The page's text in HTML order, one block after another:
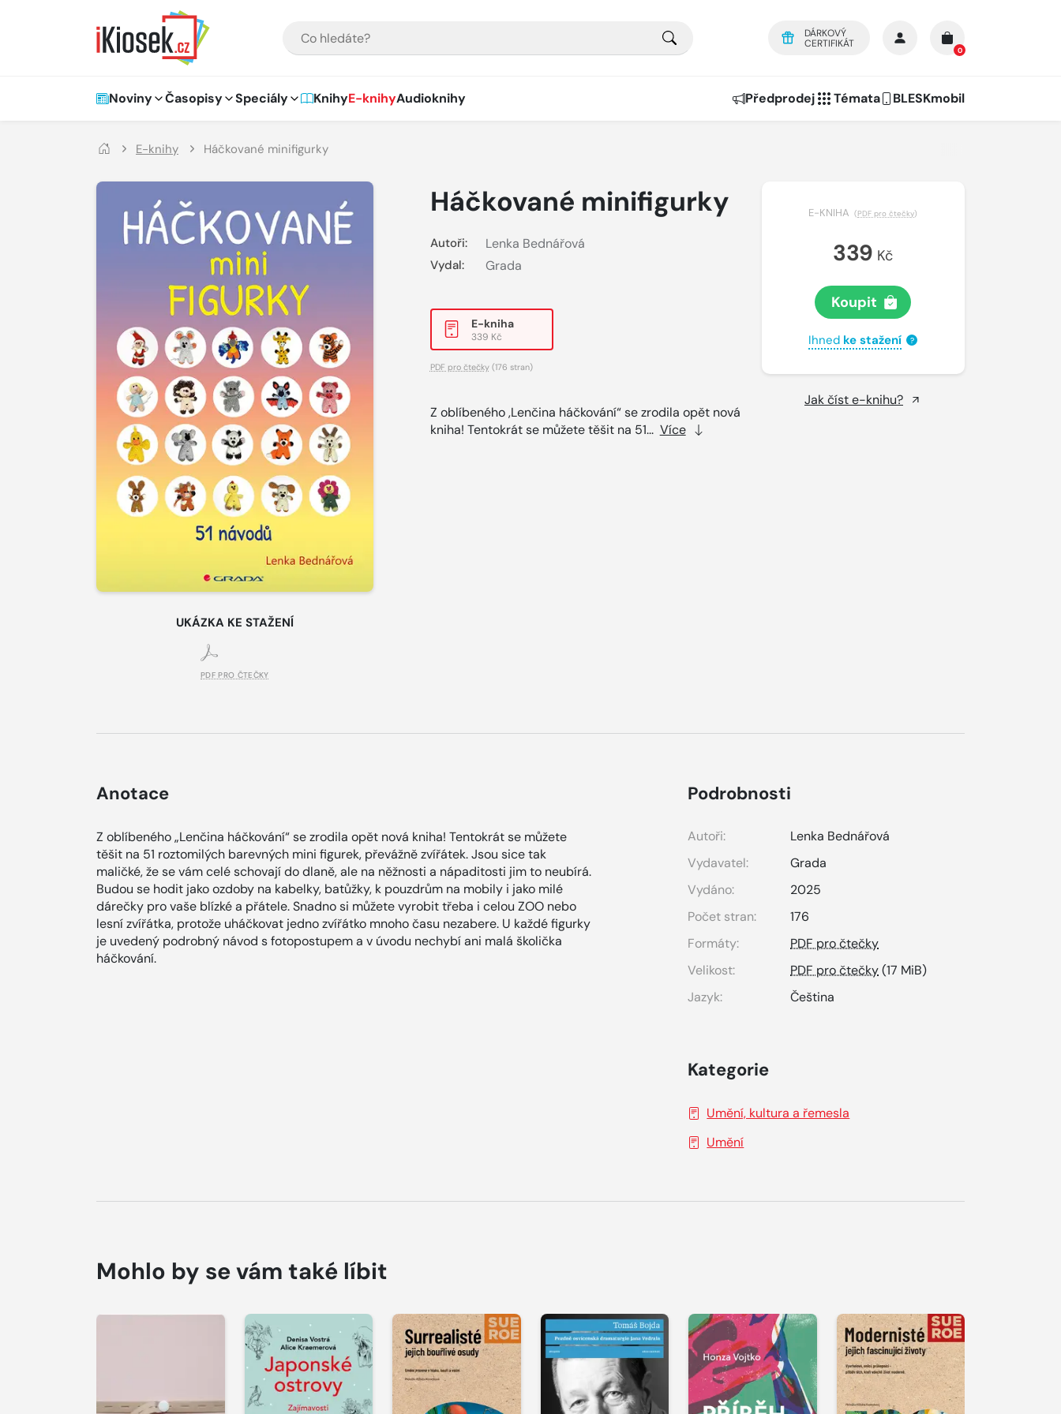
DÁRKOVÝ
CERTIFIKÁT
0
Hlavní navigace
Noviny Časopisy Speciály KnihyE-knihyAudioknihy Předprodej Témata BLESKmobil
E-knihy Háčkované minifigurky
UKÁZKA KE STAŽENÍ
PDF PRO ČTEČKY
Háčkované minifigurky
Autoři: Lenka Bednářová
Vydal: Grada
E-kniha
339 Kč
PDF pro čtečky(176 stran)
Z oblíbeného ,Lenčina háčkování“ se zrodila opět nová
kniha! Tentokrát se můžete těšit na 51... Více
E-KNIHA (PDF pro čtečky)
339 Kč
Koupit
Ihned ke stažení ?
Jak číst e-knihu?
Anotace
Z oblíbeného „Lenčina háčkování“ se zrodila opět nová kniha! Tentokrát se můžete
těšit na 51 roztomilých barevných mini figurek, převážně zvířátek. Jsou sice tak
maličké, že se vám celé schovají do dlaně, ale na něžnosti a nápaditosti jim to neubírá.
Budou se hodit jako ozdoby na kabelky, batůžky, k pouzdrům na mobily i jako milé
dárečky pro vaše blízké a přátele. Snadno si můžete vyrobit třeba i celou ZOO nebo
lesní zvířátka, protože uháčkovat jedno zvířátko mnoho času nezabere. U každé figurky
je uvedený podrobný návod s fotopostupem a v úvodu nechybí ani malá školička
háčkování.
Podrobnosti
Autoři:
Lenka Bednářová
Vydavatel:
Grada
Vydáno:
2025
Počet stran:
176
Formáty:
PDF pro čtečky
Velikost:
PDF pro čtečky(17 MiB)
Jazyk:
Čeština
Kategorie
Umění, kultura a řemesla
Umění
Mohlo by se vám také líbit